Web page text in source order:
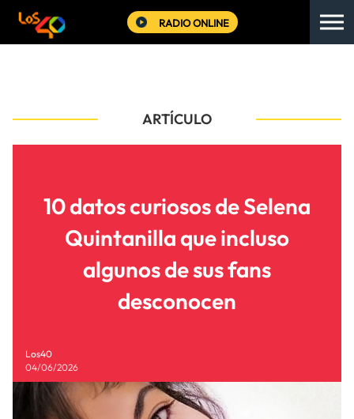
RADIO ONLINE
ARTÍCULO
10 datos curiosos de Selena
Quintanilla que incluso
algunos de sus fans
desconocen
Los40
04/06/2026